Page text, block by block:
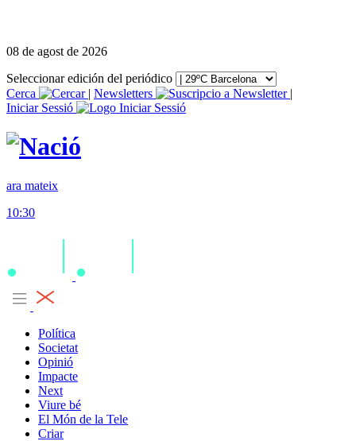
08 de agost de 2026
Seleccionar edición del periódico
Cerca
| Newsletters
|
Iniciar Sessió
ara mateix
10:30
Política
Societat
Opinió
Impacte
Next
Viure bé
El Món de la Tele
Criar